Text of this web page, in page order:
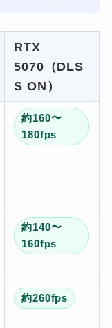
RTX
5070（DLS
S ON）
約160〜
180fps
約140〜
160fps
約260fps